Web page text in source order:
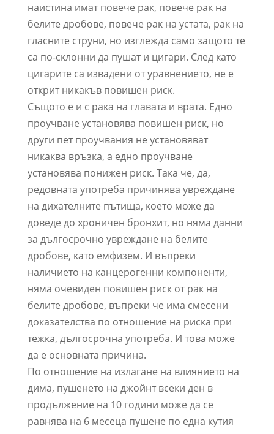
наистина имат повече рак, повече рак на
белите дробове, повече рак на устата, рак на
гласните струни, но изглежда само защото те
са по-склонни да пушат и цигари. След като
цигарите са извадени от уравнението, не е
открит никакъв повишен риск.
Същото е и с рака на главата и врата. Едно
проучване установява повишен риск, но
други пет проучвания не установяват
никаква връзка, а едно проучване
установява понижен риск. Така че, да,
редовната употреба причинява увреждане
на дихателните пътища, което може да
доведе до хроничен бронхит, но няма данни
за дългосрочно увреждане на белите
дробове, като емфизем. И въпреки
наличието на канцерогенни компоненти,
няма очевиден повишен риск от рак на
белите дробове, въпреки че има смесени
доказателства по отношение на риска при
тежка, дългосрочна употреба. И това може
да е основната причина.
По отношение на излагане на влиянието на
дима, пушенето на джойнт всеки ден в
продължение на 10 години може да се
равнява на 6 месеца пушене по една кутия